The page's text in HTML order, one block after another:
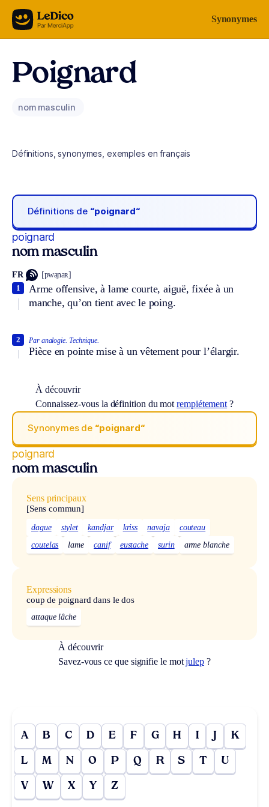
Aller au contenu Synonymes
Poignard
nom masculin
Définitions, synonymes, exemples en français
Définitions de “poignard“
poignard
nom masculin
FR [pwaɲaʀ]
Arme offensive, à lame courte, aiguë, fixée à un
manche, qu’on tient avec le poing.
1
Par analogie. Technique.
Pièce en pointe mise à un vêtement pour l’élargir.
2
À découvrir
Connaissez-vous la définition du motrempiétement ?
Synonymes de “poignard“
poignard
nom masculin
Sens principaux
[Sens commun]
dague stylet kandjar kriss navaja
couteau
coutelas
lame canif eustache surin arme blanche
Expressions
coup de poignard dans le dos
attaque lâche
À découvrir
Savez-vous ce que signifie le motjulep ?
A B C D E F G H I J K
L M N O P Q R S T U
V W X Y Z